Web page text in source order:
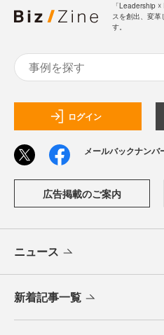
「Leadership
スを創出、変
す。
ログイン
メールバックナンバ
広告掲載のご案内
ニュース
新着記事一覧